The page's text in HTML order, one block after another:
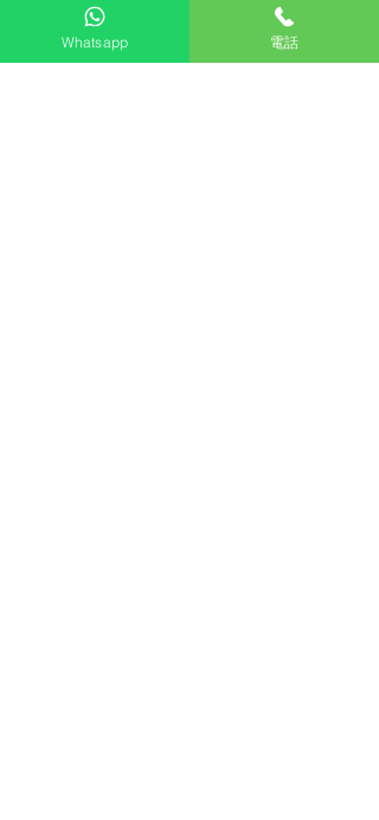
尺吋及規格
型號: UA43U8000F
Whatsapp 電話